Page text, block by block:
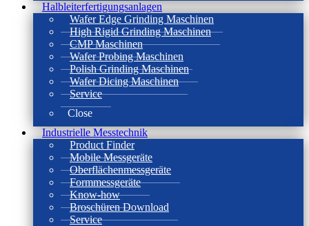
Halbleiterfertigungsanlagen
Wafer Edge Grinding Maschinen
High Rigid Grinding Maschinen
CMP Maschinen
Wafer Probing Maschinen
Polish Grinding Maschinen
Wafer Dicing Maschinen
Service
Close
Industrielle Messtechnik
Product Finder
Mobile Messgeräte
Oberflächenmessgeräte
Formmessgeräte
Know-how
Broschüren Download
Service